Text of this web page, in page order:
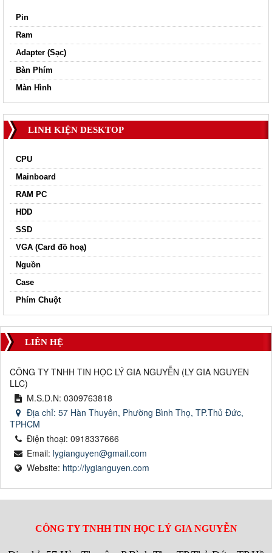
Pin
Ram
Adapter (Sạc)
Bàn Phím
Màn Hình
LINH KIỆN DESKTOP
CPU
Mainboard
RAM PC
HDD
SSD
VGA (Card đồ hoạ)
Nguồn
Case
Phím Chuột
LIÊN HỆ
CÔNG TY TNHH TIN HỌC LÝ GIA NGUYỄN (LY GIA NGUYEN
LLC)
M.S.D.N: 0309763818
Địa chỉ: 57 Hàn Thuyên, Phường Bình Thọ, TP.Thủ Đức,
TPHCM
Điện thoại: 0918337666
Email: lygianguyen@gmail.com
Website: http://lygianguyen.com
CÔNG TY TNHH TIN HỌC LÝ GIA NGUYỄN